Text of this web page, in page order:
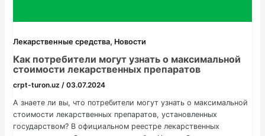
Лекарственные средства, Новости
Как потребители могут узнать о максимальной
стоимости лекарственных препаратов
crpt-turon.uz / 03.07.2024
А знаете ли вы, что потребители могут узнать о максимальной
стоимости лекарственных препаратов, установленных
государством? В официальном реестре лекарственных